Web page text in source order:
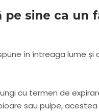
pe sine ca
în întreaga lume
cu termen de
sau pulpe,